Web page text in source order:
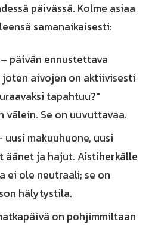
päivässä. Kolme asiaa
samanaikaisesti:
päivän ennustettava
joten aivojen on aktiivisesti
tapahtuu?"
välein. Se on uuvuttavaa.
makuuhuone, uusi
äänet ja hajut. Aistiherkälle
ei ole neutraali; se on
hälytystila.
on pohjimmiltaan